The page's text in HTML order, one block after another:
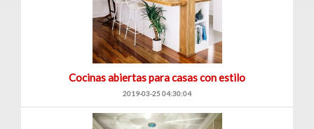
Cocinas abiertas para casas con estilo
2019-03-25 04:30:04